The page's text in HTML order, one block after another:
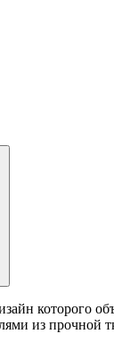
которого
из прочной